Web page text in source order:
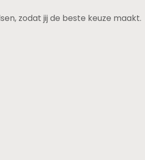
zodat jij de beste keuze maakt.